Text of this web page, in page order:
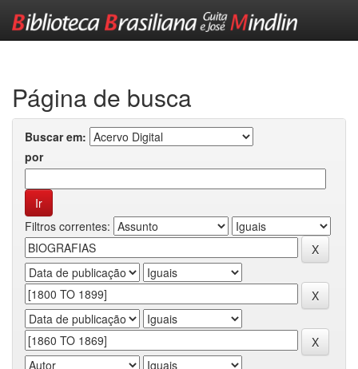
Página de busca
Buscar em:
por
Filtros correntes: